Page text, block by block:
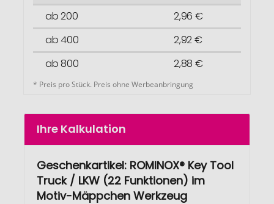
ab 200
2,96 €
ab 400
2,92 €
ab 800
2,88 €
* Preis pro Stück. Preis ohne Werbeanbringung
Ihre Kalkulation
Geschenkartikel: ROMINOX® Key Tool
Truck / LKW (22 Funktionen) im
Motiv-Mäppchen Werkzeug